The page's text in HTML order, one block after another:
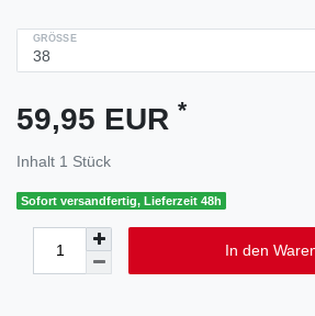
GRÖSSE
59,95 EUR *
Inhalt 1 Stück
Sofort versandfertig, Lieferzeit 48h
In den